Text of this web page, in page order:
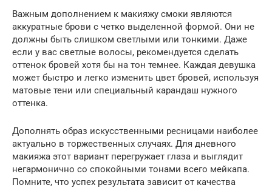
Важным дополнением к макияжу смоки являются
аккуратные брови с четко выделенной формой. Они не
должны быть слишком светлыми или тонкими. Даже
если у вас светлые волосы, рекомендуется сделать
оттенок бровей хотя бы на тон темнее. Каждая девушка
может быстро и легко изменить цвет бровей, используя
матовые тени или специальный карандаш нужного
оттенка.
Дополнять образ искусственными ресницами наиболее
актуально в торжественных случаях. Для дневного
макияжа этот вариант перегружает глаза и выглядит
негармонично со спокойными тонами всего мейкапа.
Помните, что успех результата зависит от качества